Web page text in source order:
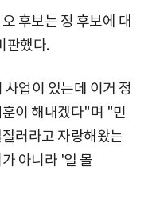
후보는 정 후보에 대
판했다.
업이 있는데 이거 정
이 해내겠다"며 "민
러라고 자랑해왔는
아니라 '일 몰